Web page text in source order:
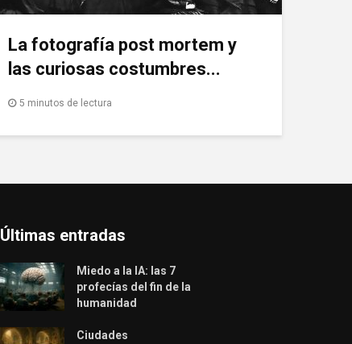
La fotografía post mortem y
las curiosas costumbres...
5 minutos de lectura
Últimas entradas
Miedo a la IA: las 7
profecías del fin de la
humanidad
Ciudades